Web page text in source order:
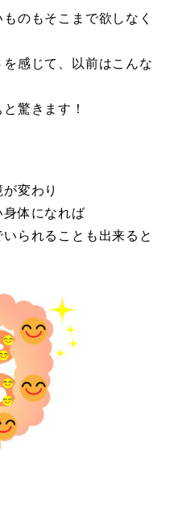
のもそこまで欲しなく
感じて、以前はこんな
驚きます！
変わり
体になれば
られることも出来ると